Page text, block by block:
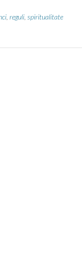
reguli spiritualitate